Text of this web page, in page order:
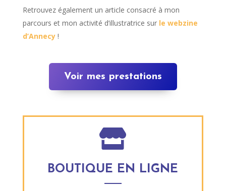
Retrouvez également un article consacré à mon
parcours et mon activité d’illustratrice surle webzine
d’Annecy!
Voir mes prestations

BOUTIQUE EN LIGNE